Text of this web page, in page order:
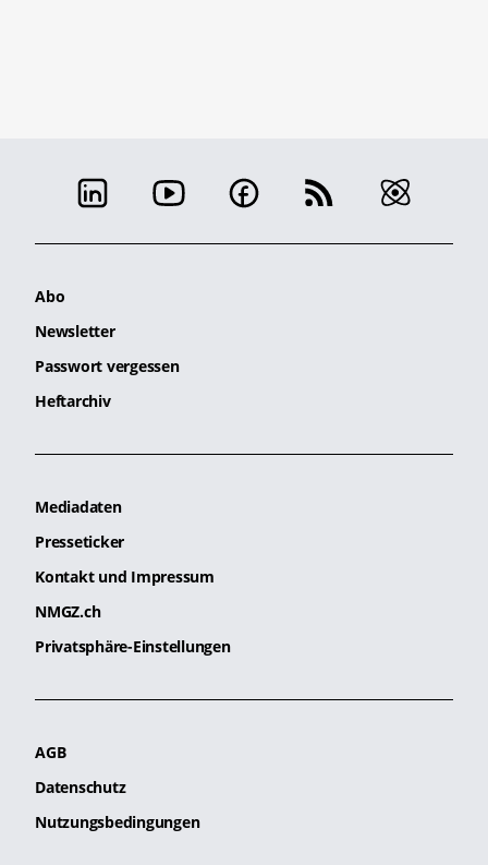
Abo
Newsletter
Passwort vergessen
Heftarchiv
Mediadaten
Presseticker
Kontakt und Impressum
NMGZ.ch
Privatsphäre-Einstellungen
AGB
Datenschutz
Nutzungsbedingungen